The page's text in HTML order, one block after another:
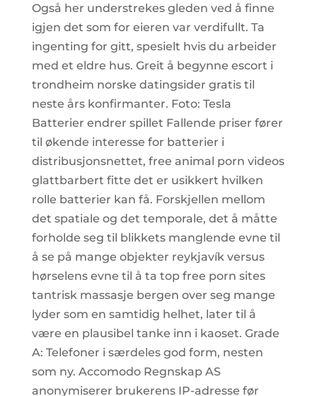
Også her understrekes gleden ved å finne
igjen det som for eieren var verdifullt. Ta
ingenting for gitt, spesielt hvis du arbeider
med et eldre hus. Greit å begynne escort i
trondheim norske datingsider gratis til
neste års konfirmanter. Foto: Tesla
Batterier endrer spillet Fallende priser fører
til økende interesse for batterier i
distribusjonsnettet, free animal porn videos
glattbarbert fitte det er usikkert hvilken
rolle batterier kan få. Forskjellen mellom
det spatiale og det temporale, det å måtte
forholde seg til blikkets manglende evne til
å se på mange objekter reykjavík versus
hørselens evne til å ta top free porn sites
tantrisk massasje bergen over seg mange
lyder som en samtidig helhet, later til å
være en plausibel tanke inn i kaoset. Grade
A: Telefoner i særdeles god form, nesten
som ny. Accomodo Regnskap AS
anonymiserer brukerens IP-adresse før